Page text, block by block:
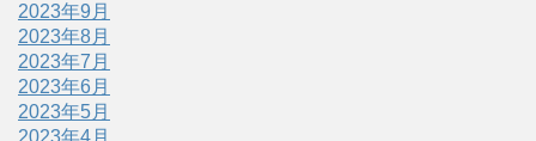
2023年9月
2023年8月
2023年7月
2023年6月
2023年5月
2023年4月